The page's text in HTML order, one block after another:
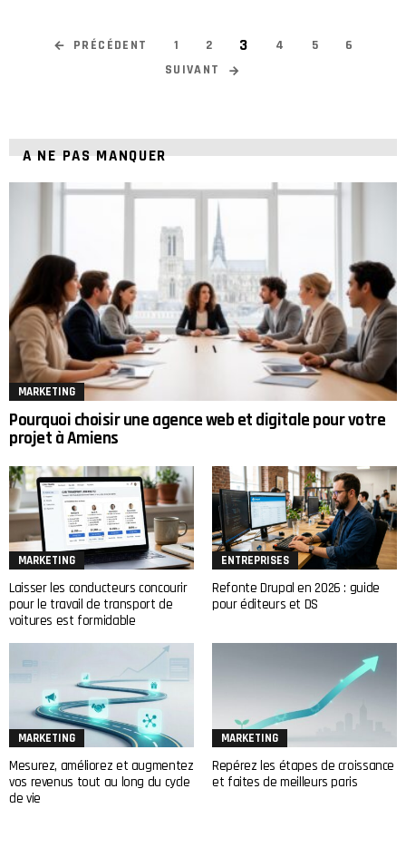
PRÉCÉDENT 1 2 3 4 5
6
SUIVANT
A NE PAS MANQUER
MARKETING
Pourquoi choisir une agence web et digitale pour votre
projet à Amiens
MARKETING
Laisser les conducteurs concourir
pour le travail de transport de
voitures est formidable
ENTREPRISES
Refonte Drupal en 2026 : guide
pour éditeurs et DS
MARKETING
Mesurez, améliorez et augmentez
vos revenus tout au long du cycle
de vie
MARKETING
Repérez les étapes de croissance
et faites de meilleurs paris